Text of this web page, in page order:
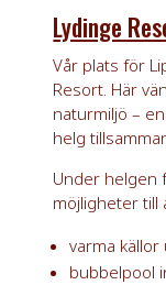
Lydinge
Vår plats för
Resort. Här
naturmiljö –
helg
Under helgen
möjligheter till
varma
bubbelpool